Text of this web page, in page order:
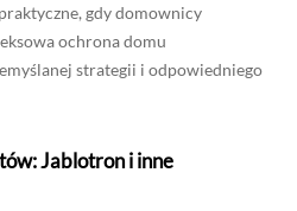
gdy domownicy
ochrona domu
strategii i odpowiedniego
Jablotron i inne